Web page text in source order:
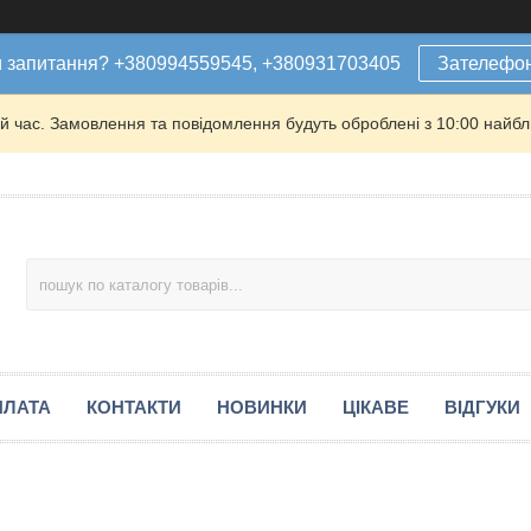
запитання? +380994559545, +380931703405
час. Замовлення та повідомлення будуть оброблені з 10:00
КОНТАКТИ НОВИНКИ ЦІКАВЕ ВІДГУКИ